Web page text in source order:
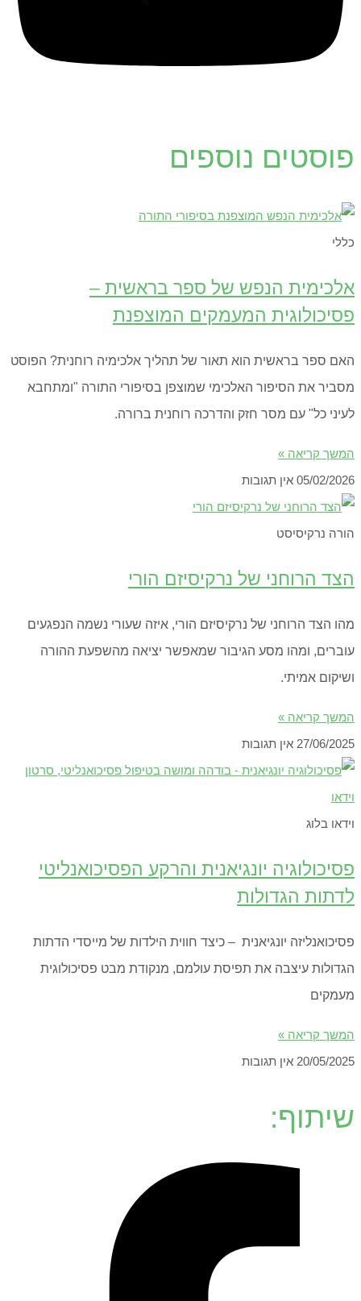
פוסטים נוספים
כללי
אלכימית הנפש של ספר בראשית –
פסיכולוגית המעמקים המוצפנת
האם ספר בראשית הוא תאור של תהליך אלכימיה רוחנית? הפוסט
מסביר את הסיפור האלכימי שמוצפן בסיפורי התורה "ומתחבא
לעיני כל" עם מסר חזק והדרכה רוחנית ברורה.
המשך קריאה »
05/02/2026 אין תגובות
הורה נרקיסיסט
הצד הרוחני של נרקיסיזם הורי
מהו הצד הרוחני של נרקיסיזם הורי, איזה שעורי נשמה הנפגעים
עוברים, ומהו מסע הגיבור שמאפשר יציאה מהשפעת ההורה
ושיקום אמיתי.
המשך קריאה »
27/06/2025 אין תגובות
וידאו בלוג
פסיכולוגיה יונגיאנית והרקע הפסיכואנליטי
לדתות הגדולות
פסיכואנליזה יונגיאנית – כיצד חווית הילדות של מייסדי הדתות
הגדולות עיצבה את תפיסת עולמם, מנקודת מבט פסיכולוגית
מעמקים
המשך קריאה »
20/05/2025 אין תגובות
שיתוף: